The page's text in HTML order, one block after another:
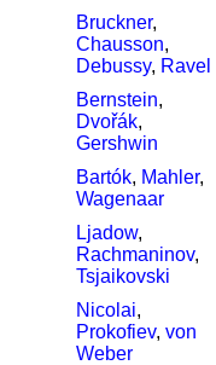
Bruckner,
Chausson,
Debussy, Ravel
Bernstein,
Dvořák,
Gershwin
Bartók, Mahler,
Wagenaar
Ljadow,
Rachmaninov,
Tsjaikovski
Nicolai,
Prokofiev, von
Weber